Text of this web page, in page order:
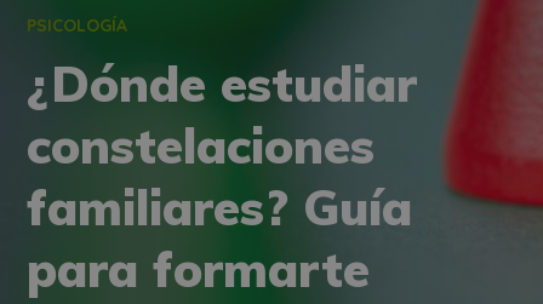
PSICOLOGÍA
¿Dónde estudiar
constelaciones
familiares? Guía
para formarte